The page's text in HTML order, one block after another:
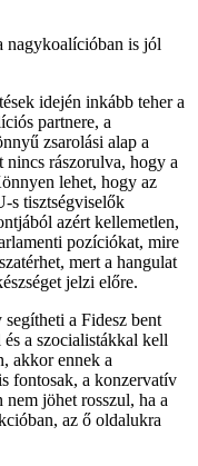
nagykoalícióban is jól
idején inkább teher a
partnere, a
zsarolási alap a
nincs rászorulva, hogy a
lehet, hogy az
s tisztségviselők
azért kellemetlen,
pozíciókat, mire
mert a hangulat
jelzi előre.
a Fidesz bent
a szocialistákkal kell
akkor ennek a
fontosak, a konzervatív
nem jöhet rosszul, ha a
az ő oldalukra